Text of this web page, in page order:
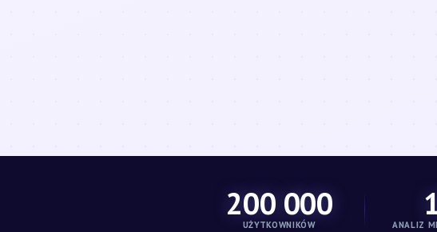
200 000
UŻYTKOWNIKÓW ANALIZ